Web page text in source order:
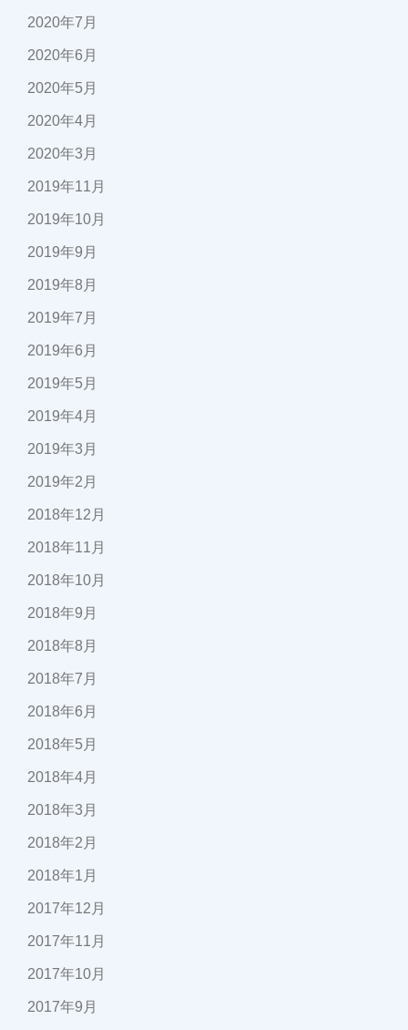
2020年7月
2020年6月
2020年5月
2020年4月
2020年3月
2019年11月
2019年10月
2019年9月
2019年8月
2019年7月
2019年6月
2019年5月
2019年4月
2019年3月
2019年2月
2018年12月
2018年11月
2018年10月
2018年9月
2018年8月
2018年7月
2018年6月
2018年5月
2018年4月
2018年3月
2018年2月
2018年1月
2017年12月
2017年11月
2017年10月
2017年9月